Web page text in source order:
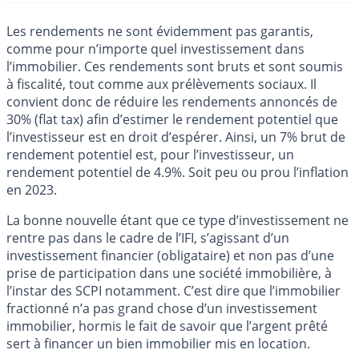
Les rendements ne sont évidemment pas garantis,
comme pour n’importe quel investissement dans
l’immobilier. Ces rendements sont bruts et sont soumis
à fiscalité, tout comme aux prélèvements sociaux. Il
convient donc de réduire les rendements annoncés de
30% (flat tax) afin d’estimer le rendement potentiel que
l’investisseur est en droit d’espérer. Ainsi, un 7% brut de
rendement potentiel est, pour l’investisseur, un
rendement potentiel de 4.9%. Soit peu ou prou l’inflation
en 2023.
La bonne nouvelle étant que ce type d’investissement ne
rentre pas dans le cadre de l’IFI, s’agissant d’un
investissement financier (obligataire) et non pas d’une
prise de participation dans une société immobilière, à
l’instar des SCPI notamment. C’est dire que l’immobilier
fractionné n’a pas grand chose d’un investissement
immobilier, hormis le fait de savoir que l’argent prêté
sert à financer un bien immobilier mis en location.